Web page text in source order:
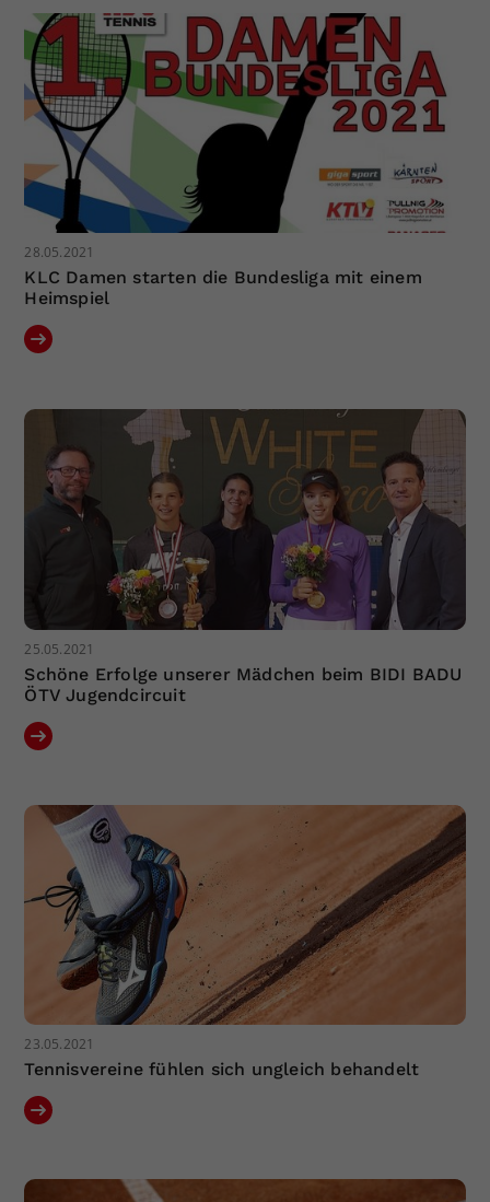
28.05.2021
KLC Damen starten die Bundesliga mit einem
Heimspiel
25.05.2021
Schöne Erfolge unserer Mädchen beim BIDI BADU
ÖTV Jugendcircuit
23.05.2021
Tennisvereine fühlen sich ungleich behandelt